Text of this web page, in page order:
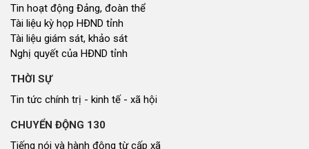
Tin hoạt động Đảng, đoàn thể
Tài liệu kỳ họp HĐND tỉnh
Tài liệu giám sát, khảo sát
Nghị quyết của HĐND tỉnh
THỜI SỰ
Tin tức chính trị - kinh tế - xã hội
CHUYỂN ĐỘNG 130
Tiếng nói và hành động từ cấp xã